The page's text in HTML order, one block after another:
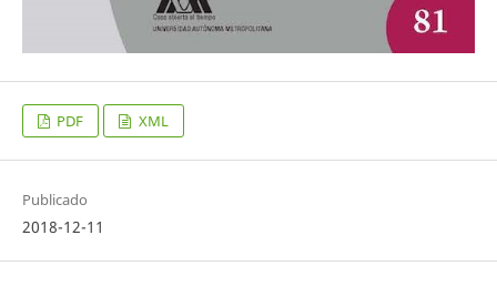
PDF XML
Publicado
2018-12-11